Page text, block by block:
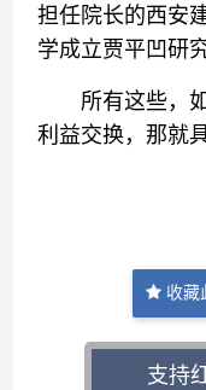
担任院长的西安
学成立贾平凹研
所有这些，如
利益交换，那就
收藏
支持